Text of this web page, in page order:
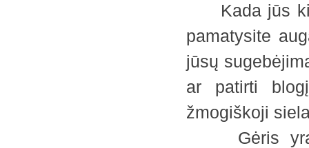
Kada jūs
pamatysite
jūsų
ar patirti
žmogiškoji
Gėris yra